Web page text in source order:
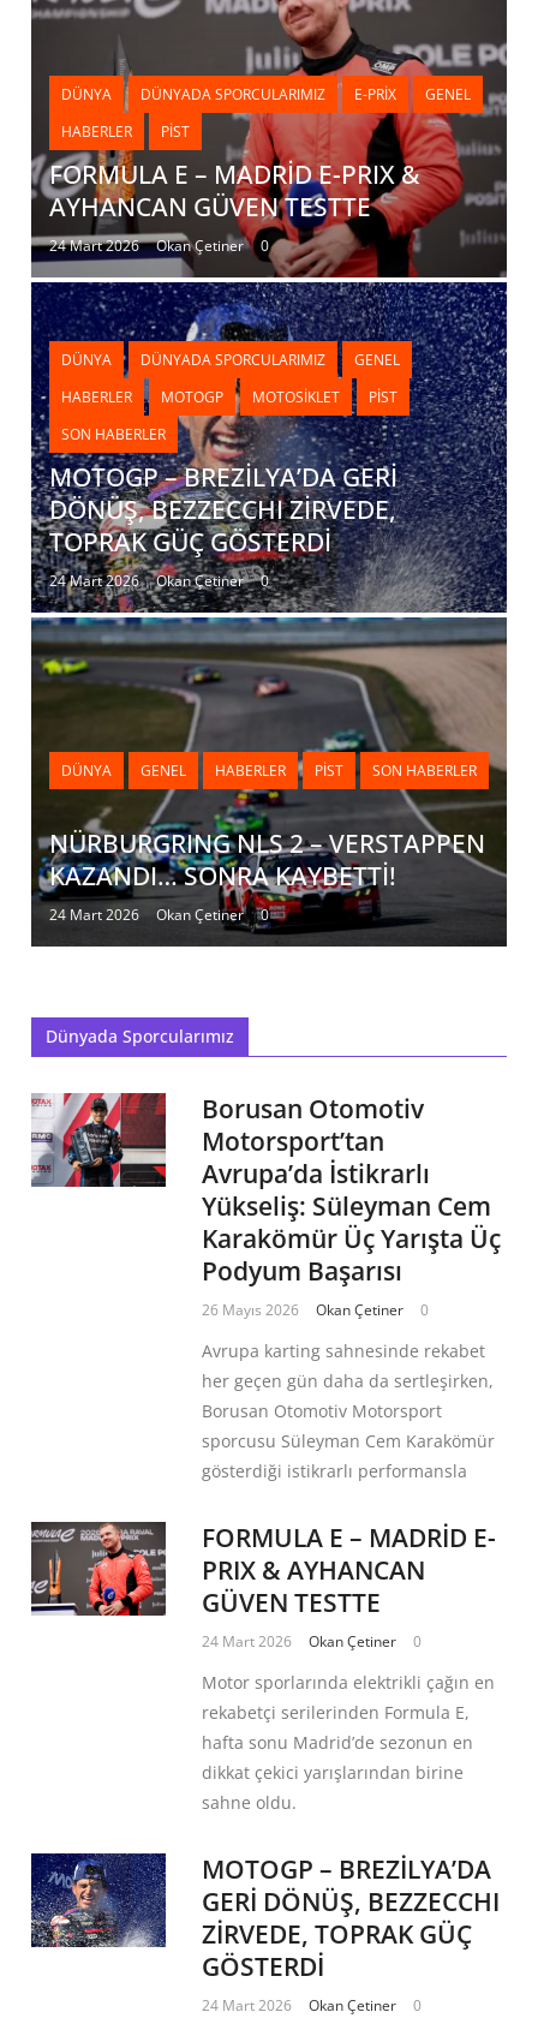
DÜNYA DÜNYADA SPORCULARIMIZ E-PRIX
GENEL
HABERLER
PIST
FORMULA E – MADRİD E-PRIX &
AYHANCAN GÜVEN TESTTE
24 Mart 2026 Okan Çetiner 0
DÜNYA DÜNYADA SPORCULARIMIZ
GENEL
HABERLER
MOTOGP MOTOSIKLET
PIST
SON HABERLER
MOTOGP – BREZİLYA’DA GERİ
DÖNÜŞ, BEZZECCHI ZİRVEDE,
TOPRAK GÜÇ GÖSTERDİ
24 Mart 2026 Okan Çetiner 0
DÜNYA GENEL HABERLER PIST SON HABERLER
NÜRBURGRING NLS 2 – VERSTAPPEN
KAZANDI… SONRA KAYBETTİ!
24 Mart 2026 Okan Çetiner 0
Dünyada Sporcularımız
Borusan Otomotiv
Motorsport’tan
Avrupa’da İstikrarlı
Yükseliş: Süleyman Cem
Karakömür Üç Yarışta Üç
Podyum Başarısı
26 Mayıs 2026 Okan Çetiner 0
Avrupa karting sahnesinde rekabet
her geçen gün daha da sertleşirken,
Borusan Otomotiv Motorsport
sporcusu Süleyman Cem Karakömür
gösterdiği istikrarlı performansla
FORMULA E – MADRİD E-
PRIX & AYHANCAN
GÜVEN TESTTE
24 Mart 2026 Okan Çetiner 0
Motor sporlarında elektrikli çağın en
rekabetçi serilerinden Formula E,
hafta sonu Madrid’de sezonun en
dikkat çekici yarışlarından birine
sahne oldu.
MOTOGP – BREZİLYA’DA
GERİ DÖNÜŞ, BEZZECCHI
ZİRVEDE, TOPRAK GÜÇ
GÖSTERDİ
24 Mart 2026 Okan Çetiner 0